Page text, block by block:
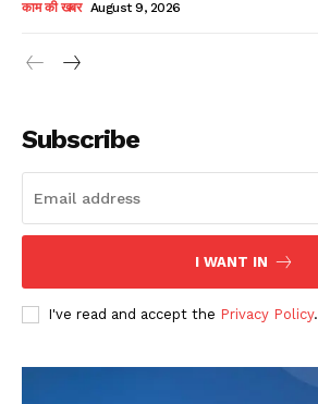
NEWS 1 App
काम की खबर August 9, 2026
Subscribe
I WANT IN
I've read and accept the Privacy Policy.